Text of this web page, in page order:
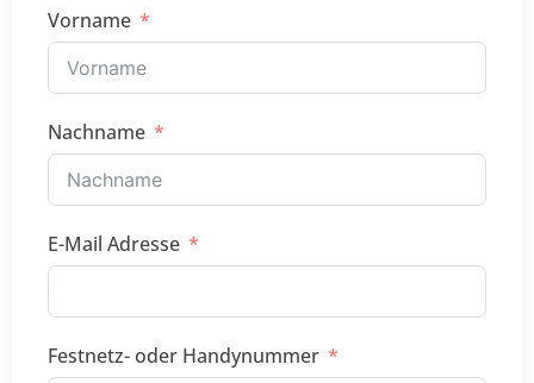
Vorname
Nachname
E-Mail Adresse
Festnetz- oder Handynummer